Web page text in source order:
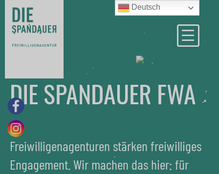
DIE SPANDAUER FWA
Freiwilligenagenturen stärken freiwilliges
Engagement. Wir machen das hier: für
Deutsch